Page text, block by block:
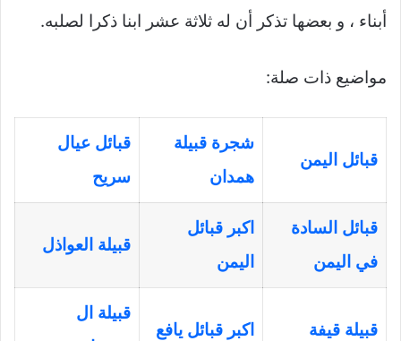
أبناء ، و بعضها تذكر أن له ثلاثة عشر ابنا ذكرا لصلبه.
مواضيع ذات صلة:
قبائل اليمن
شجرة قبيلة
همدان
قبائل عيال
سريح
قبائل السادة
في اليمن
اكبر قبائل
اليمن
قبيلة العواذل
قبيلة قيفة اكبر قبائل يافع
قبيلة ال